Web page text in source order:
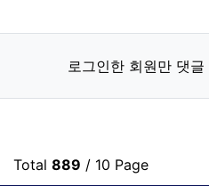
로그인한 회원만 댓
Total 889 / 10 Page